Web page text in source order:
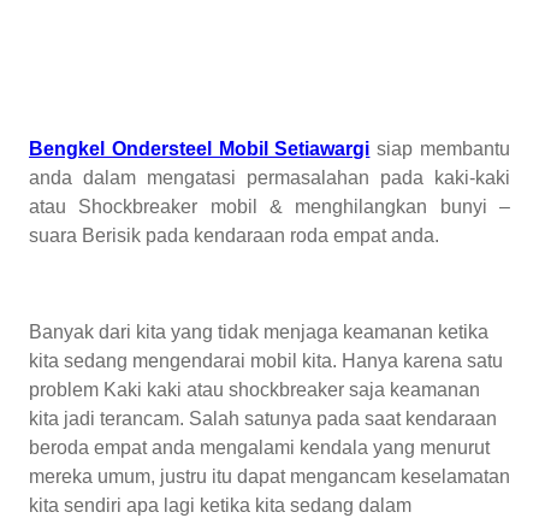
Bengkel Ondersteel Mobil Setiawargi siap membantu
anda dalam mengatasi permasalahan pada kaki-kaki
atau Shockbreaker mobil & menghilangkan bunyi –
suara Berisik pada kendaraan roda empat anda.
Banyak dari kita yang tidak menjaga keamanan ketika
kita sedang mengendarai mobil kita. Hanya karena satu
problem Kaki kaki atau shockbreaker saja keamanan
kita jadi terancam. Salah satunya pada saat kendaraan
beroda empat anda mengalami kendala yang menurut
mereka umum, justru itu dapat mengancam keselamatan
kita sendiri apa lagi ketika kita sedang dalam